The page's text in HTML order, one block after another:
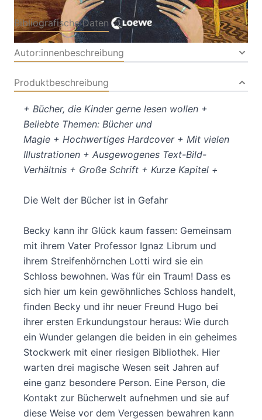
Bibliografische Daten
Autor:innenbeschreibung
Produktbeschreibung
+ Bücher, die Kinder gerne lesen wollen +
Beliebte Themen: Bücher und
Magie + Hochwertiges Hardcover + Mit vielen
Illustrationen + Ausgewogenes Text-Bild-
Verhältnis + Große Schrift + Kurze Kapitel +
Die Welt der Bücher ist in Gefahr
Becky kann ihr Glück kaum fassen: Gemeinsam
mit ihrem Vater Professor Ignaz Librum und
ihrem Streifenhörnchen Lotti wird sie ein
Schloss bewohnen. Was für ein Traum! Dass es
sich hier um kein gewöhnliches Schloss handelt,
finden Becky und ihr neuer Freund Hugo bei
ihrer ersten Erkundungstour heraus: Wie durch
ein Wunder gelangen die beiden in ein geheimes
Stockwerk mit einer riesigen Bibliothek. Hier
warten drei magische Wesen seit Jahren auf
eine ganz besondere Person. Eine Person, die
Kontakt zur Bücherwelt aufnehmen und sie auf
diese Weise vor dem Vergessen bewahren kann